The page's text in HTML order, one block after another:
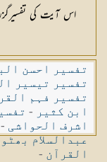
اس آیت کی
تفسیر احسن
تفسیر تیسیر
تفسیر فہم
ابن کثیر -
اشرف الحواشی -
عبدالسلام
القرآن -